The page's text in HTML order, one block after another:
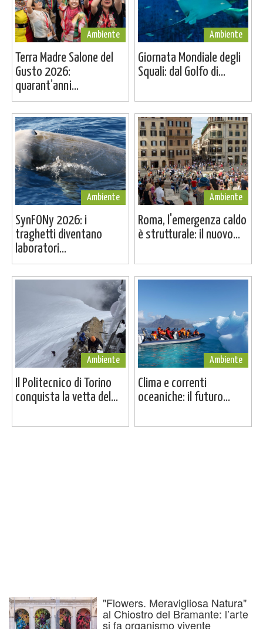
Ambiente
Terra Madre Salone del
Gusto 2026:
quarant’anni...
Ambiente
Giornata Mondiale degli
Squali: dal Golfo di...
Ambiente
SynFONy 2026: i
traghetti diventano
laboratori...
Ambiente
Roma, l'emergenza caldo
è strutturale: il nuovo...
Ambiente
Il Politecnico di Torino
conquista la vetta del...
Ambiente
Clima e correnti
oceaniche: il futuro...
"Flowers. Meravigliosa Natura"
al Chiostro del Bramante: l’arte
si fa organismo vivente